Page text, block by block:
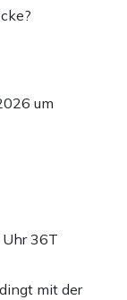
um
Uhr36T
mit der